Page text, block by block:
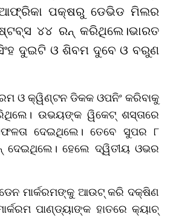
ପକ୍ଷରୁ ଡେଭିଡ ମିଲର
୪୪ ରନ୍ କରିଥିଲେ।ଭାରତ
ସିଂହ ଦୁଇଟି ଓ ଶିବମ ଦୁବେ ଓ ବରୁଣ
ଓ କ୍ୱିଣ୍ଟନ ଡିକକ ଓପନିଂ କରିବାକୁ
ଉଭୟଙ୍କ ୱିକେଟ୍ ଶସ୍ତାରେ
ଦେଇଥିଲେ। ତେବେ ସୁପର ୮
ଦେଇଥିଲେ। ହେଲେ ଦ୍ୱିତୀୟ ଓଭର
ମାର୍କରମଙ୍କୁ ଆଉଟ୍ କରି ଦକ୍ଷିଣ
ପାଣ୍ଡ୍ୟାଙ୍କ ହାତରେ କ୍ୟାଚ୍‌